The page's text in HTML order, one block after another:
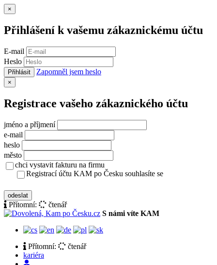
×
Přihlášení k vašemu zákaznickému účtu
E-mail
Heslo
Přihlásit Zapomněl jsem heslo
×
Registrace vašeho zákaznického účtu
jméno a příjmení
e-mail
heslo
město
chci vystavit fakturu na firmu
Registrací účtu KAM po Česku souhlasíte se
odeslat
Přítomní:
čtenář
S námi víte KAM
Přítomní:
čtenář
kariéra